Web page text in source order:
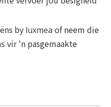
by luxmea of ​​neem die
​​vir 'n pasgemaakte